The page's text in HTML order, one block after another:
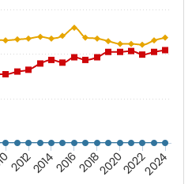
2012201420162018202020222024